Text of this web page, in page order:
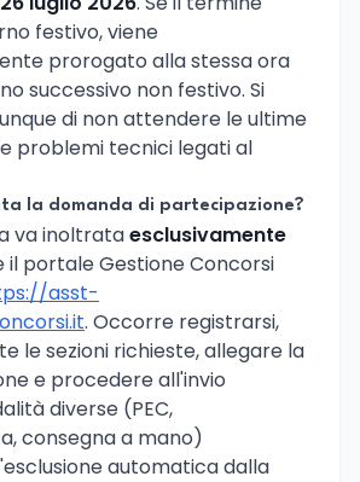
festivo, viene
prorogato alla stessa ora
successivo non festivo. Si
di non attendere le ultime
problemi tecnici legati al
la domanda di partecipazione?
va inoltrataesclusivamente
il portale Gestione Concorsi
asst-
. Occorre registrarsi,
le sezioni richieste, allegare la
e procedere all'invio
diverse (PEC,
consegna a mano)
automatica dalla